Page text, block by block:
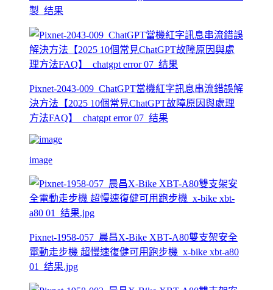
製_结果
Pixnet-2043-009_ChatGPT當機紅字訊息串流錯誤解
決方法【2025 10個常見ChatGPT故障原因與處理
方法FAQ】_chatgpt error 07_结果
image
Pixnet-1958-057_晨昌X-Bike XBT-A80雙支架安全
電動走步機 超慢速復健可用跑步機_x-bike xbt-a80
01_结果.jpg